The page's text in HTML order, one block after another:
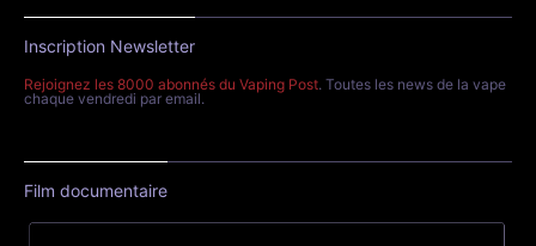
Inscription Newsletter
Rejoignez les 8000 abonnés du Vaping Post. Toutes les news de la vape
chaque vendredi par email.
Film documentaire